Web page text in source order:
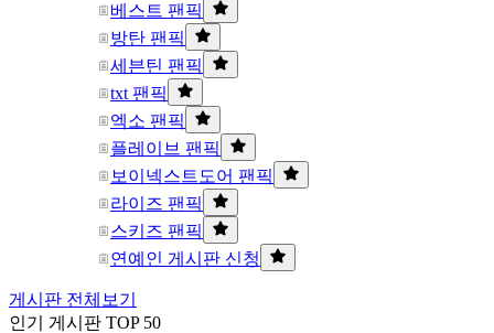
베스트 팬픽
방탄 팬픽
세븐틴 팬픽
txt 팬픽
엑소 팬픽
플레이브 팬픽
보이넥스트도어 팬픽
라이즈 팬픽
스키즈 팬픽
연예인 게시판 신청
게시판 전체보기
인기 게시판 TOP 50